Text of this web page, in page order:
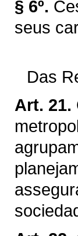
§ 6º.
seus
Das
Art. 21.